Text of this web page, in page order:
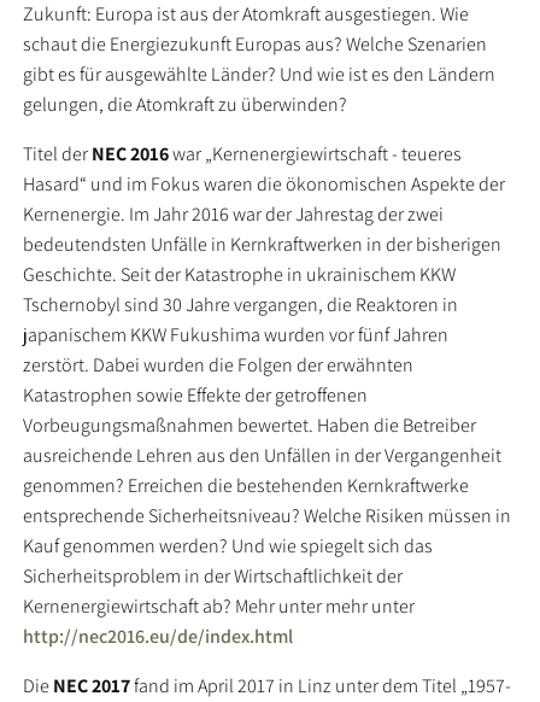
Zukunft: Europa ist aus der Atomkraft ausgestiegen. Wie
schaut die Energiezukunft Europas aus? Welche Szenarien
gibt es für ausgewählte Länder? Und wie ist es den Ländern
gelungen, die Atomkraft zu überwinden?
Titel derNEC 2016war „Kernenergiewirtschaft - teueres
Hasard“ und im Fokus waren die ökonomischen Aspekte der
Kernenergie. Im Jahr 2016 war der Jahrestag der zwei
bedeutendsten Unfälle in Kernkraftwerken in der bisherigen
Geschichte. Seit der Katastrophe in ukrainischem KKW
Tschernobyl sind 30 Jahre vergangen, die Reaktoren in
japanischem KKW Fukushima wurden vor fünf Jahren
zerstört. Dabei wurden die Folgen der erwähnten
Katastrophen sowie Effekte der getroffenen
Vorbeugungsmaßnahmen bewertet. Haben die Betreiber
ausreichende Lehren aus den Unfällen in der Vergangenheit
genommen? Erreichen die bestehenden Kernkraftwerke
entsprechende Sicherheitsniveau? Welche Risiken müssen in
Kauf genommen werden? Und wie spiegelt sich das
Sicherheitsproblem in der Wirtschaftlichkeit der
Kernenergiewirtschaft ab? Mehr unter mehr unter
http://nec2016.eu/de/index.html
DieNEC 2017fand im April 2017 in Linz unter dem Titel „1957-